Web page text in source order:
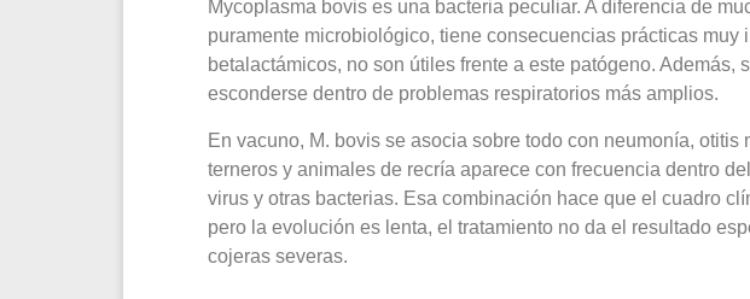
Mycoplasma bovis es una bacteria peculiar. A diferencia de
puramente microbiológico, tiene consecuencias prácticas
betalactámicos, no son útiles frente a este patógeno.
esconderse dentro de problemas respiratorios más amplios.
En vacuno, M. bovis se asocia sobre todo con neumonía,
terneros y animales de recría aparece con frecuencia dentro
virus y otras bacterias. Esa combinación hace que el cuadro
pero la evolución es lenta, el tratamiento no da el resultado
cojeras severas.